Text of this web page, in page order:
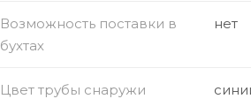
Возможность поставки в
бухтах
нет
Цвет трубы снаружи